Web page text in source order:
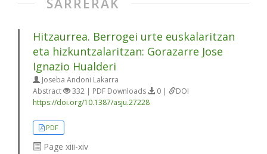
SARRERAK
Hitzaurrea. Berrogei urte euskalaritzan
eta hizkuntzalaritzan: Gorazarre Jose
Ignazio Hualderi
Joseba Andoni Lakarra
Abstract
332 | PDF Downloads 0 |
DOI
https://doi.org/10.1387/asju.27228
PDF
Page xiii-xiv